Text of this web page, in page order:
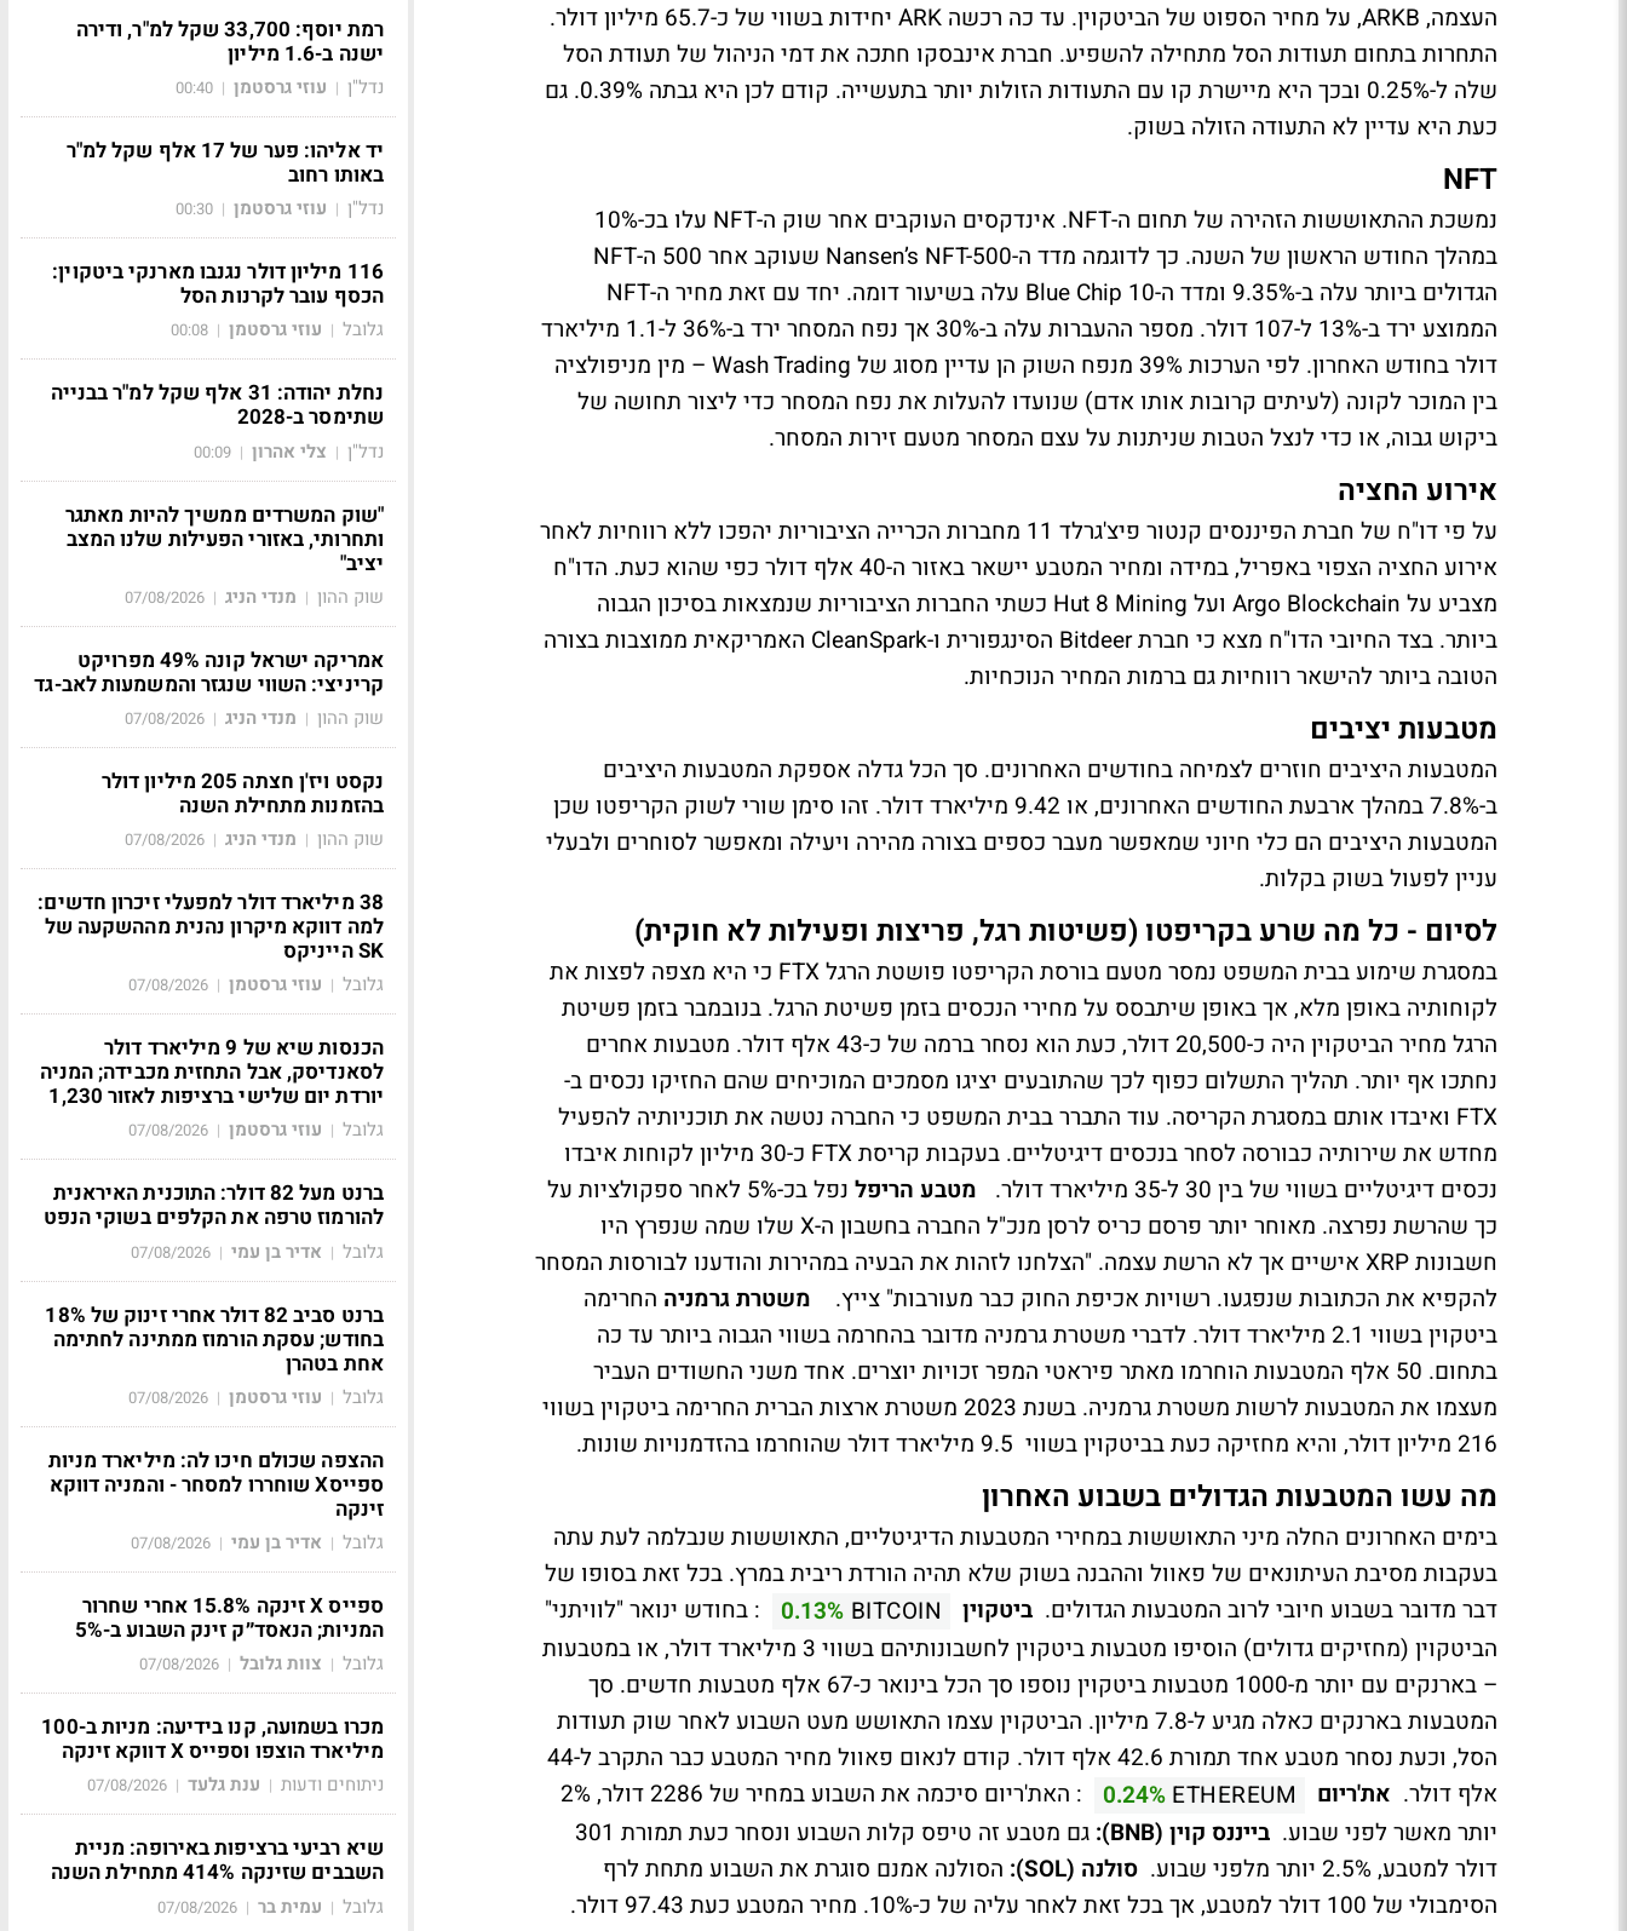
העצמה, ARKB, על מחיר הספוט של הביטקוין. עד כה רכשה ARK יחידות בשווי של כ-65.7 מיליון דולר.
התחרות בתחום תעודות הסל מתחילה להשפיע. חברת אינבסקו חתכה את דמי הניהול של תעודת הסל
שלה ל-0.25% ובכך היא מיישרת קו עם התעודות הזולות יותר בתעשייה. קודם לכן היא גבתה 0.39%. גם
כעת היא עדיין לא התעודה הזולה בשוק.
NFT
נמשכת ההתאוששות הזהירה של תחום ה-NFT. אינדקסים העוקבים אחר שוק ה-NFT עלו בכ-10%
במהלך החודש הראשון של השנה. כך לדוגמה מדד ה-Nansen’s NFT-500 שעוקב אחר 500 ה-NFT
הגדולים ביותר עלה ב-9.35% ומדד ה-Blue Chip 10 עלה בשיעור דומה. יחד עם זאת מחיר ה-NFT
הממוצע ירד ב-13% ל-107 דולר. מספר ההעברות עלה ב-30% אך נפח המסחר ירד ב-36% ל-1.1 מיליארד
דולר בחודש האחרון. לפי הערכות 39% מנפח השוק הן עדיין מסוג של Wash Trading – מין מניפולציה
בין המוכר לקונה (לעיתים קרובות אותו אדם) שנועדו להעלות את נפח המסחר כדי ליצור תחושה של
ביקוש גבוה, או כדי לנצל הטבות שניתנות על עצם המסחר מטעם זירות המסחר.
אירוע החציה
על פי דו"ח של חברת הפיננסים קנטור פיצ'גרלד 11 מחברות הכרייה הציבוריות יהפכו ללא רווחיות לאחר
אירוע החציה הצפוי באפריל, במידה ומחיר המטבע יישאר באזור ה-40 אלף דולר כפי שהוא כעת. הדו"ח
מצביע על Argo Blockchain ועל Hut 8 Mining כשתי החברות הציבוריות שנמצאות בסיכון הגבוה
ביותר. בצד החיובי הדו"ח מצא כי חברת Bitdeer הסינגפורית ו-CleanSpark האמריקאית ממוצבות בצורה
הטובה ביותר להישאר רווחיות גם ברמות המחיר הנוכחיות.
מטבעות יציבים
המטבעות היציבים חוזרים לצמיחה בחודשים האחרונים. סך הכל גדלה אספקת המטבעות היציבים
ב-7.8% במהלך ארבעת החודשים האחרונים, או 9.42 מיליארד דולר. זהו סימן שורי לשוק הקריפטו שכן
המטבעות היציבים הם כלי חיוני שמאפשר מעבר כספים בצורה מהירה ויעילה ומאפשר לסוחרים ולבעלי
עניין לפעול בשוק בקלות.
לסיום - כל מה שרע בקריפטו (פשיטות רגל, פריצות ופעילות לא חוקית)
במסגרת שימוע בבית המשפט נמסר מטעם בורסת הקריפטו פושטת הרגל FTX כי היא מצפה לפצות את
לקוחותיה באופן מלא, אך באופן שיתבסס על מחירי הנכסים בזמן פשיטת הרגל. בנובמבר בזמן פשיטת
הרגל מחיר הביטקוין היה כ-20,500 דולר, כעת הוא נסחר ברמה של כ-43 אלף דולר. מטבעות אחרים
נחתכו אף יותר. תהליך התשלום כפוף לכך שהתובעים יציגו מסמכים המוכיחים שהם החזיקו נכסים ב-
FTX ואיבדו אותם במסגרת הקריסה. עוד התברר בבית המשפט כי החברה נטשה את תוכניותיה להפעיל
מחדש את שירותיה כבורסה לסחר בנכסים דיגיטליים. בעקבות קריסת FTX כ-30 מיליון לקוחות איבדו
נכסים דיגיטליים בשווי של בין 30 ל-35 מיליארד דולר.
מטבע הריפל
נפל בכ-5% לאחר ספקולציות על
כך שהרשת נפרצה. מאוחר יותר פרסם כריס לרסן מנכ"ל החברה בחשבון ה-X שלו שמה שנפרץ היו
חשבונות XRP אישיים אך לא הרשת עצמה. "הצלחנו לזהות את הבעיה במהירות והודענו לבורסות המסחר
להקפיא את הכתובות שנפגעו. רשויות אכיפת החוק כבר מעורבות" צייץ. משטרת גרמניה החרימה
ביטקוין בשווי 2.1 מיליארד דולר. לדברי משטרת גרמניה מדובר בהחרמה בשווי הגבוה ביותר עד כה
בתחום. 50 אלף המטבעות הוחרמו מאתר פיראטי המפר זכויות יוצרים. אחד משני החשודים העביר
מעצמו את המטבעות לרשות משטרת גרמניה. בשנת 2023 משטרת ארצות הברית החרימה ביטקוין בשווי
216 מיליון דולר, והיא מחזיקה כעת בביטקוין בשווי 9.5 מיליארד דולר שהוחרמו בהזדמנויות שונות.
מה עשו המטבעות הגדולים בשבוע האחרון
בימים האחרונים החלה מיני התאוששות במחירי המטבעות הדיגיטליים, התאוששות שנבלמה לעת עתה
בעקבות מסיבת העיתונאים של פאוול וההבנה בשוק שלא תהיה הורדת ריבית במרץ. בכל זאת בסופו של
דבר מדובר בשבוע חיובי לרוב המטבעות הגדולים. ביטקוין BITCOIN
0.13%
: בחודש ינואר "לוויתני"
הביטקוין (מחזיקים גדולים) הוסיפו מטבעות ביטקוין לחשבונותיהם בשווי 3 מיליארד דולר, או במטבעות
– בארנקים עם יותר מ-1000 מטבעות ביטקוין נוספו סך הכל בינואר כ-67 אלף מטבעות חדשים. סך
המטבעות בארנקים כאלה מגיע ל-7.8 מיליון. הביטקוין עצמו התאושש מעט השבוע לאחר שוק תעודות
הסל, וכעת נסחר מטבע אחד תמורת 42.6 אלף דולר. קודם לנאום פאוול מחיר המטבע כבר התקרב ל-44
אלף דולר. את'ריום ETHEREUM
0.24%
: האת'ריום סיכמה את השבוע במחיר של 2286 דולר, 2%
יותר מאשר לפני שבוע. בייננס קוין (BNB):
גם מטבע זה טיפס קלות השבוע ונסחר כעת תמורת 301
דולר למטבע, 2.5% יותר מלפני שבוע.
סולנה (SOL):
הסולנה אמנם סוגרת את השבוע מתחת לרף
הסימבולי של 100 דולר למטבע, אך בכל זאת לאחר עליה של כ-10%. מחיר המטבע כעת 97.43 דולר.
רמת יוסף: 33,700 שקל למ"ר, ודירה
ישנה ב-1.6 מיליון
נדל"ן | עוזי גרסטמן |
00:40
יד אליהו: פער של 17 אלף שקל למ"ר
באותו רחוב
נדל"ן | עוזי גרסטמן |
00:30
116 מיליון דולר נגנבו מארנקי ביטקוין:
הכסף עובר לקרנות הסל
גלובל | עוזי גרסטמן |
00:08
נחלת יהודה: 31 אלף שקל למ"ר בבנייה
שתימסר ב-2028
נדל"ן | צלי אהרון |
00:09
"שוק המשרדים ממשיך להיות מאתגר
ותחרותי, באזורי הפעילות שלנו המצב
יציב"
שוק ההון | מנדי הניג |
07/08/2026
אמריקה ישראל קונה 49% מפרויקט
קריניצי: השווי שנגזר והמשמעות לאב-גד
שוק ההון | מנדי הניג |
07/08/2026
נקסט ויז'ן חצתה 205 מיליון דולר
בהזמנות מתחילת השנה
שוק ההון | מנדי הניג |
07/08/2026
38 מיליארד דולר למפעלי זיכרון חדשים:
למה דווקא מיקרון נהנית מההשקעה של
SK הייניקס
גלובל | עוזי גרסטמן |
07/08/2026
הכנסות שיא של 9 מיליארד דולר
לסאנדיסק, אבל התחזית מכבידה; המניה
יורדת יום שלישי ברציפות לאזור 1,230
גלובל | עוזי גרסטמן |
07/08/2026
ברנט מעל 82 דולר: התוכנית האיראנית
להורמוז טרפה את הקלפים בשוקי הנפט
גלובל | אדיר בן עמי |
07/08/2026
ברנט סביב 82 דולר אחרי זינוק של 18%
בחודש; עסקת הורמוז ממתינה לחתימה
אחת בטהרן
גלובל | עוזי גרסטמן |
07/08/2026
ההצפה שכולם חיכו לה: מיליארד מניות
ספייסX שוחררו למסחר - והמניה דווקא
זינקה
גלובל | אדיר בן עמי |
07/08/2026
ספייס X זינקה 15.8% אחרי שחרור
המניות; הנאסד״ק זינק השבוע ב-5%
גלובל | צוות גלובל |
07/08/2026
מכרו בשמועה, קנו בידיעה: מניות ב-100
מיליארד הוצפו וספייס X דווקא זינקה
ניתוחים ודעות | ענת גלעד |
07/08/2026
שיא רביעי ברציפות באירופה: מניית
השבבים שזינקה 414% מתחילת השנה
גלובל | עמית בר |
07/08/2026